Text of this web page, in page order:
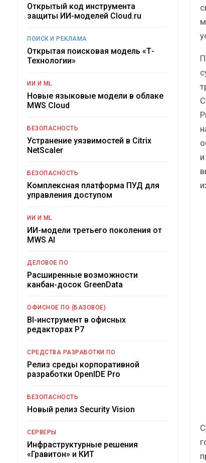
Открытый код инструмента
защиты ИИ-моделей Cloud.ru
ПОИСК И РЕКЛАМА
Открытая поисковая модель «Т-
Технологии»
ИИ И ML
Новые языковые модели в облаке
MWS Cloud
БЕЗОПАСНОСТЬ
Устранение уязвимостей в Citrix
NetScaler
БЕЗОПАСНОСТЬ
Комплексная платформа ПУД для
управления доступом
ИИ И ML
ИИ-модели третьего поколения от
MWS AI
ДЕЛОВОЕ ПО
Расширенные возможности
канбан-досок GreenData
ОФИСНОЕ ПО (БАЗОВОЕ)
BI-инструмент в офисных
редакторах Р7
СРЕДСТВА РАЗРАБОТКИ ПО
Релиз среды корпоративной
разработки OpenIDE Pro
БЕЗОПАСНОСТЬ
Новый релиз Security Vision
СЕРВЕРЫ
Инфраструктурные решения
«Гравитон» и КИТ